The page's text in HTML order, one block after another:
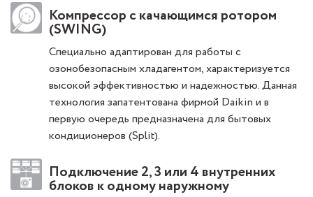
Компрессор с качающимся ротором
(SWING)
Специально адаптирован для работы с
озонобезопасным хладагентом, характеризуется
высокой эффективностью и надежностью. Данная
технология запатентована фирмой Daikin и в
первую очередь предназначена для бытовых
кондиционеров (Split).
Подключение 2, 3 или 4 внутренних
блоков к одному наружному